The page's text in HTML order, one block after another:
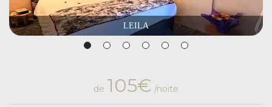
LEILA
de 105€ /noite